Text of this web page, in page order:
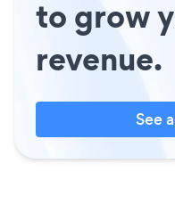
to grow
revenue.
See